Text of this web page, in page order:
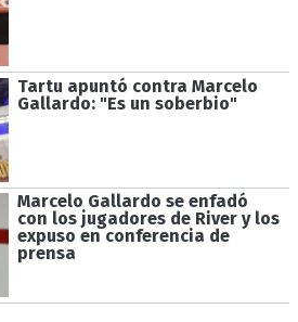
Tartu apuntó contra Marcelo
Gallardo: "Es un soberbio"
Marcelo Gallardo se enfadó
con los jugadores de River y los
expuso en conferencia de
prensa